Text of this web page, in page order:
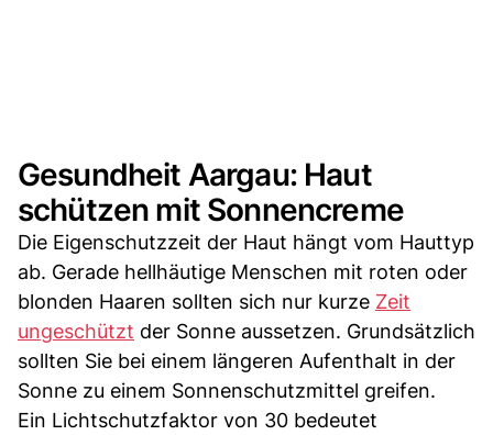
Gesundheit Aargau: Haut
schützen mit Sonnencreme
Die Eigenschutzzeit der Haut hängt vom Hauttyp
ab. Gerade hellhäutige Menschen mit roten oder
blonden Haaren sollten sich nur kurze Zeit
ungeschützt der Sonne aussetzen. Grundsätzlich
sollten Sie bei einem längeren Aufenthalt in der
Sonne zu einem Sonnenschutzmittel greifen.
Ein Lichtschutzfaktor von 30 bedeutet